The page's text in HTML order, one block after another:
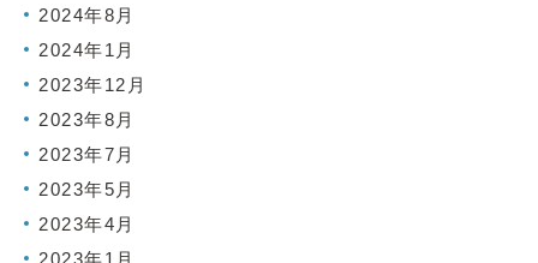
2024年8月
2024年1月
2023年12月
2023年8月
2023年7月
2023年5月
2023年4月
2023年1月